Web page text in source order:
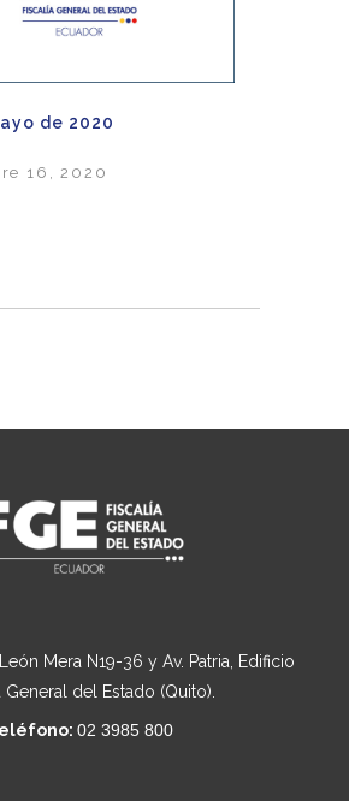
de 2020
16, 2020
Mera N19-36 y Av. Patria, Edificio
General del Estado (Quito).
02 3985 800